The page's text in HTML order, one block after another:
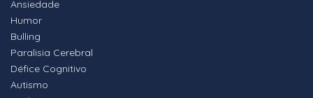
Ansiedade
Humor
Bulling
Paralisia Cerebral
Défice Cognitivo
Autismo